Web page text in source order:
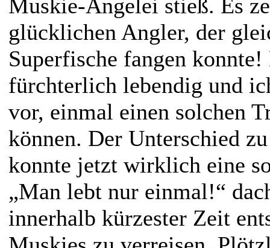
Muskie-Angelei stieß. Es
glücklichen Angler, der
Superfische fangen
fürchterlich lebendig und
vor, einmal einen solchen
können. Der Unterschied
konnte jetzt wirklich eine
„Man lebt nur einmal!“
innerhalb kürzester Zeit